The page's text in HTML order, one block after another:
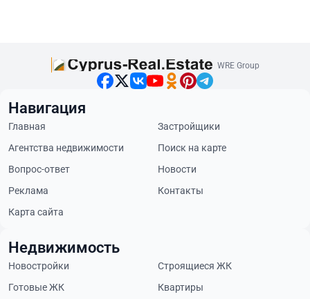
WRE Group
Навигация
Главная
Застройщики
Агентства недвижимости
Поиск на карте
Вопрос-ответ
Новости
Реклама
Контакты
Карта сайта
Недвижимость
Новостройки
Строящиеся ЖК
Готовые ЖК
Квартиры